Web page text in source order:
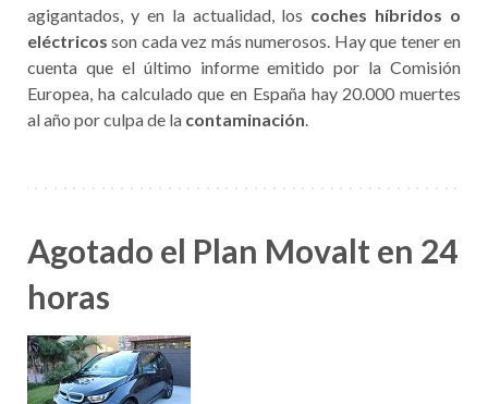
agigantados, y en la actualidad, los coches híbridos o
eléctricos son cada vez más numerosos. Hay que tener en
cuenta que el último informe emitido por la Comisión
Europea, ha calculado que en España hay 20.000 muertes
al año por culpa de la contaminación.
Agotado el Plan Movalt en 24
horas